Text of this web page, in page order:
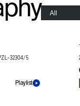
32304/5
Playlist